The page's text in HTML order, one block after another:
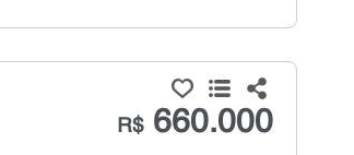
R$660.000